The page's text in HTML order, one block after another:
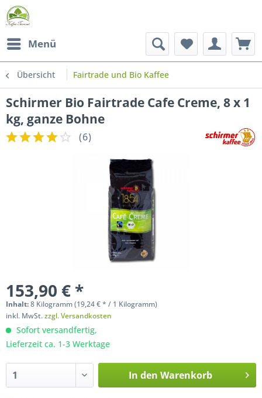
Menü
Übersicht Fairtrade und Bio Kaffee
Schirmer Bio Fairtrade Cafe Creme, 8 x 1
kg, ganze Bohne
(6)
153,90 € *
Inhalt:8 Kilogramm (19,24 € * / 1 Kilogramm)
inkl. MwSt.zzgl. Versandkosten
Sofort versandfertig,
Lieferzeit ca. 1-3 Werktage
In den Warenkorb